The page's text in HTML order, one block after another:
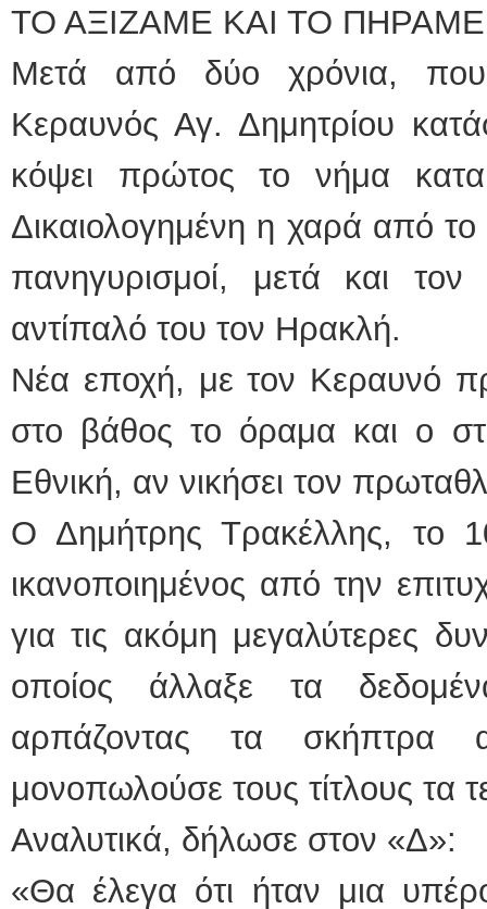
ΤΟ ΑΞΙΖΑΜΕ ΚΑΙ ΤΟ ΠΗΡΑΜΕ
Μετά από δύο χρόνια,
Κεραυνός Αγ. Δημητρίου
κόψει πρώτος το νήμα
Δικαιολογημένη η χαρά από το
πανηγυρισμοί, μετά και
αντίπαλό του τον Ηρακλή.
Νέα εποχή, με τον Κεραυνό
στο βάθος το όραμα και ο
Εθνική, αν νικήσει τον
Ο Δημήτρης Τρακέλλης, το
ικανοποιημένος από την
για τις ακόμη μεγαλύτερες
οποίος άλλαξε τα
αρπάζοντας τα
μονοπωλούσε τους τίτλους τα
Αναλυτικά, δήλωσε στον «Δ»:
«Θα έλεγα ότι ήταν μια